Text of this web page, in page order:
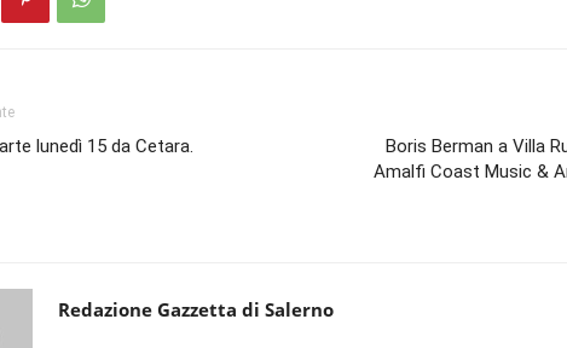
lunedì 15 da Cetara.
Boris Berman a Villa
Amalfi Coast Music &
Redazione Gazzetta di Salerno